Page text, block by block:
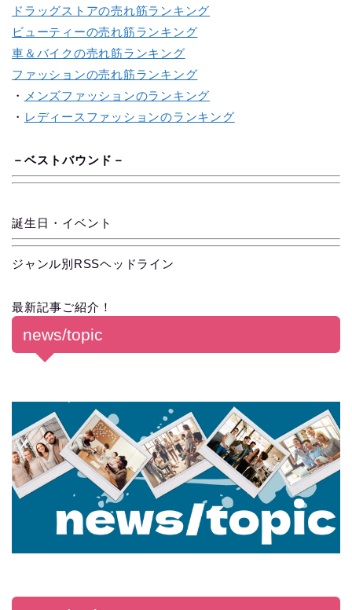
ドラッグストアの売れ筋ランキング
ビューティーの売れ筋ランキング
車＆バイクの売れ筋ランキング
ファッションの売れ筋ランキング
・
メンズファッションのランキング
・ レディースファッションのランキング
－ ベス トバウン ド －
誕生日・イベント
ジャンル別RSSヘッドライン
最新記事ご紹介！
news/topic